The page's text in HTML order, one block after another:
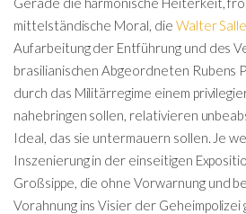
mittelständische Moral, die Walter
Aufarbeitung der Entführung und des
brasilianischen Abgeordneten Rubens
durch das Militärregime einem
nahebringen sollen, relativieren
Ideal, das sie untermauern sollen. Je
Inszenierung in der einseitigen
Großsippe, die ohne Vorwarnung und
Vorahnung ins Visier der